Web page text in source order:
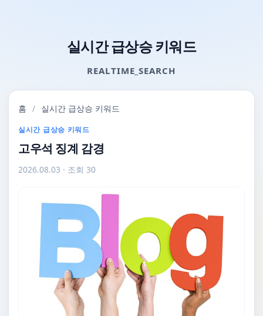
실시간 급상승 키워드
REALTIME_SEARCH
홈 / 실시간 급상승 키워드
실시간 급상승 키워드
고우석 징계 감경
2026.08.03 · 조회 30